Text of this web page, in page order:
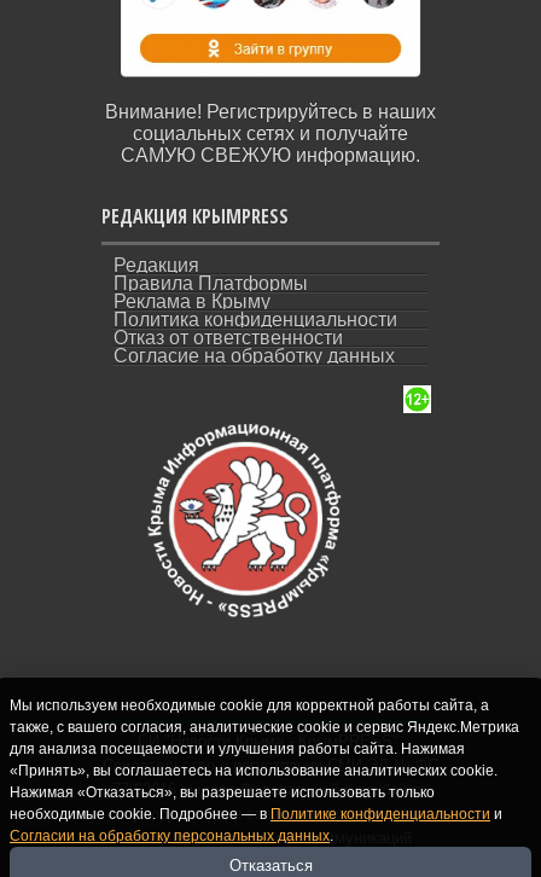
Внимание! Регистрируйтесь в наших
социальных сетях и получайте
САМУЮ СВЕЖУЮ информацию.
РЕДАКЦИЯ КРЫМPRESS
Редакция
Правила Платформы
Реклама в Крыму
Политика конфиденциальности
Отказ от ответственности
Согласие на обработку данных
СИ "Новости Крыма - КрымPRESS".
Свидетельство о регистрации СМИ ЭЛ № ФС
77-62916 выдано Федеральной службой по
надзору в сфере связи, информационных
технологий и массовых коммуникаций
(Роскомнадзор) 10.09.2015. Учредитель и
Мы используем необходимые cookie для корректной работы сайта, а
также, с вашего согласия, аналитические cookie и сервис Яндекс.Метрика
для анализа посещаемости и улучшения работы сайта. Нажимая
«Принять», вы соглашаетесь на использование аналитических cookie.
Нажимая «Отказаться», вы разрешаете использовать только
необходимые cookie. Подробнее — в Политике конфиденциальности и
Согласии на обработку персональных данных.
Отказаться